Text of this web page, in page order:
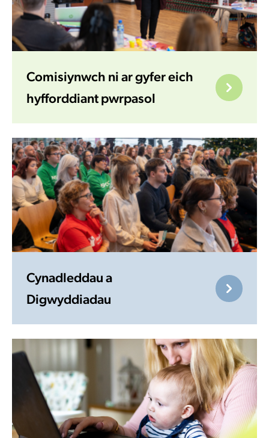
Comisiynwch ni ar gyfer eich
hyfforddiant pwrpasol
Cynadleddau a
Digwyddiadau